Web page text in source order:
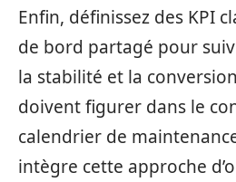
Enfin, définissez des KPI
de bord partagé pour
la stabilité et la
doivent figurer dans le
calendrier de
intègre cette approche